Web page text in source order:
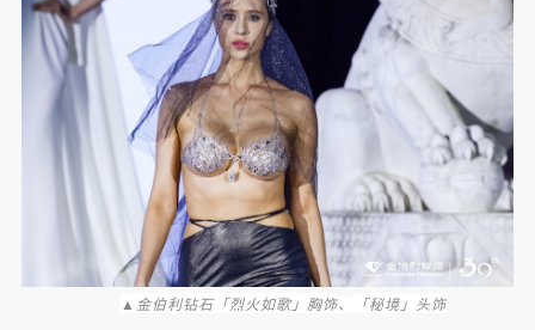
▲金伯利钻石「烈火如歌」胸饰、 「秘境」头饰